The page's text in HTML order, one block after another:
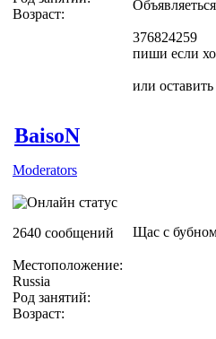
Возраст:
376824259
пиши если
или оставить
BaisoN
Moderators
2640 сообщений
Местоположение:
Russia
Род занятий:
Возраст:
Щас с